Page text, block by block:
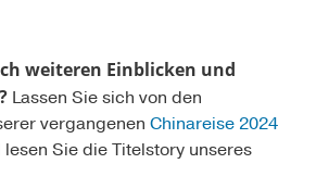
weiteren Einblicken und
Lassen Sie sich von den
vergangenen Chinareise 2024
Sie die Titelstory unseres